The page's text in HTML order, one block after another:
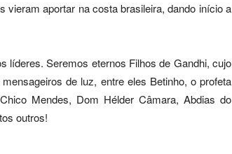
vieram aportar na costa brasileira, dando início a
líderes. Seremos eternos Filhos de Gandhi, cujo
de luz, entre eles Betinho, o profeta
Mendes, Dom Hélder Câmara, Abdias do
outros!